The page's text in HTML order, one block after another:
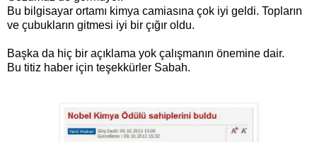
Bu bilgisayar ortamı kimya camiasına çok iyi geldi. Topların
ve çubukların gitmesi iyi bir çığır oldu.
Başka da hiç bir açıklama yok çalışmanın önemine dair.
Bu titiz haber için teşekkürler Sabah.